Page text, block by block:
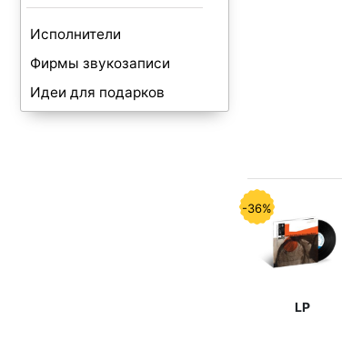
Исполнители
Фирмы звукозаписи
Идеи для подарков
-36%
LP